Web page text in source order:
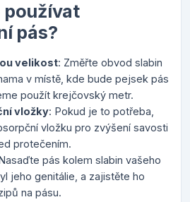
používat
pás?
velikost: Změřte obvod slabin
v místě, kde bude pejsek pás
použít krejčovský metr.
vložky: Pokud je to potřeba,
vložku pro zvýšení savosti
protečením.
pás kolem slabin vašeho
jeho genitálie, a zajistěte ho
na pásu.